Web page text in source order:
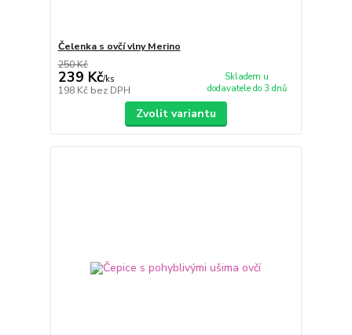
Čelenka s ovčí vlny Merino
250 Kč
239 Kč/ks
198 Kč bez DPH
Skladem u
dodavatele do 3 dnů
Zvolit variantu